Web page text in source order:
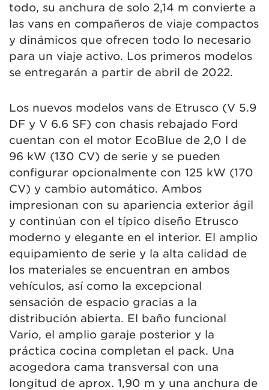
todo, su anchura de solo 2,14 m convierte a
las vans en compañeros de viaje compactos
y dinámicos que ofrecen todo lo necesario
para un viaje activo. Los primeros modelos
se entregarán a partir de abril de 2022.
Los nuevos modelos vans de Etrusco (V 5.9
DF y V 6.6 SF) con chasis rebajado Ford
cuentan con el motor EcoBlue de 2,0 l de
96 kW (130 CV) de serie y se pueden
configurar opcionalmente con 125 kW (170
CV) y cambio automático. Ambos
impresionan con su apariencia exterior ágil
y continúan con el típico diseño Etrusco
moderno y elegante en el interior. El amplio
equipamiento de serie y la alta calidad de
los materiales se encuentran en ambos
vehículos, así como la excepcional
sensación de espacio gracias a la
distribución abierta. El baño funcional
Vario, el amplio garaje posterior y la
práctica cocina completan el pack. Una
acogedora cama transversal con una
longitud de aprox. 1,90 m y una anchura de